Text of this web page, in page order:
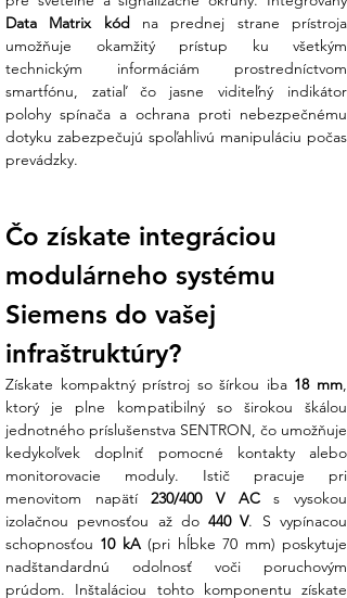
Data Matrix kód na prednej strane prístroja
umožňuje okamžitý prístup ku všetkým
technickým informáciám prostredníctvom
smartfónu, zatiaľ čo jasne viditeľný indikátor
polohy spínača a ochrana proti nebezpečnému
dotyku zabezpečujú spoľahlivú manipuláciu počas
prevádzky.
Čo získate integráciou
modulárneho systému
Siemens do vašej
infraštruktúry?
Získate kompaktný prístroj so šírkou iba 18 mm,
ktorý je plne kompatibilný so širokou škálou
jednotného príslušenstva SENTRON, čo umožňuje
kedykoľvek doplniť pomocné kontakty alebo
monitorovacie moduly. Istič pracuje pri
menovitom napätí 230/400 V AC s vysokou
izolačnou pevnosťou až do 440 V. S vypínacou
schopnosťou 10 kA (pri hĺbke 70 mm) poskytuje
nadštandardnú odolnosť voči poruchovým
prúdom. Inštaláciou tohto komponentu získate